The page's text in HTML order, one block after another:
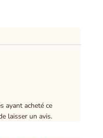
ayant acheté ce
laisser un avis.